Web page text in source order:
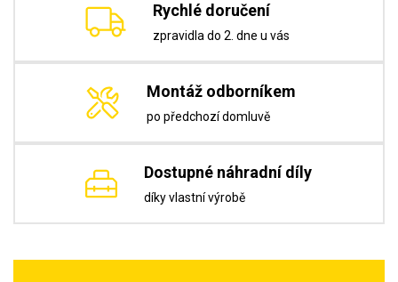
Rychlé doručení
zpravidla do 2. dne u vás
Montáž odborníkem
po předchozí domluvě
Dostupné náhradní díly
díky vlastní výrobě